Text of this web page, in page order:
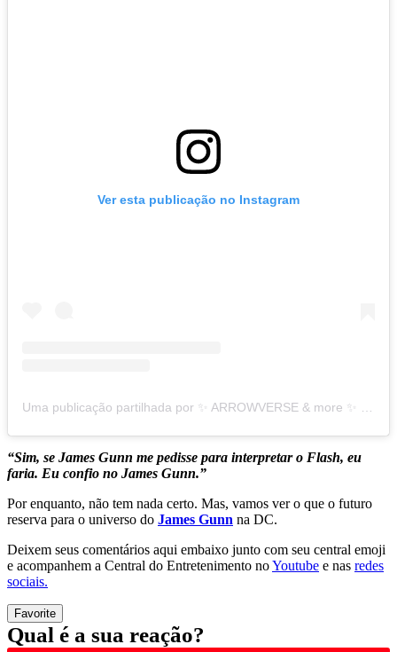
Ver esta publicação no Instagram
“Sim, se James Gunn me pedisse para interpretar o Flash, eu
faria. Eu confio no James Gunn.”
Por enquanto, não tem nada certo. Mas, vamos ver o que o futuro
reserva para o universo do James Gunn na DC.
Deixem seus comentários aqui embaixo junto com seu central emoji
e acompanhem a Central do Entretenimento noYoutube e nas redes
sociais.
Favorite
Qual é a sua reação?